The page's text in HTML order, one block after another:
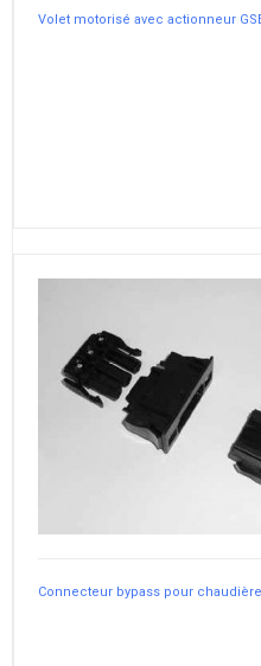
Volet motorisé avec actionneur
Connecteur bypass pour